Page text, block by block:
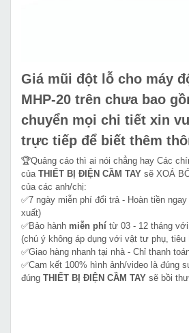
Giá mũi đột lỗ cho máy
MHP-20 trên chưa bao
chuyển mọi chi tiết xin
trực tiếp để biết thêm
🏆Quảng cáo thì ai nói chẳng hay Các
của THIẾT BỊ ĐIỆN CẦM TAY sẽ XOÁ
của các anh/chị:
✅7 ngày miễn phí đổi trả - Hoàn tiền
xuất)
✅Bảo hành miễn phí từ 03 - 12 tháng
(chú ý không áp dụng với vật tư phụ, tiêu
✅Giao hàng nhanh tại nhà - Chỉ thanh
✅Cam kết 100% hình ảnh/video là đúng
đúng THIẾT BỊ ĐIỆN CẦM TAY sẽ bồi